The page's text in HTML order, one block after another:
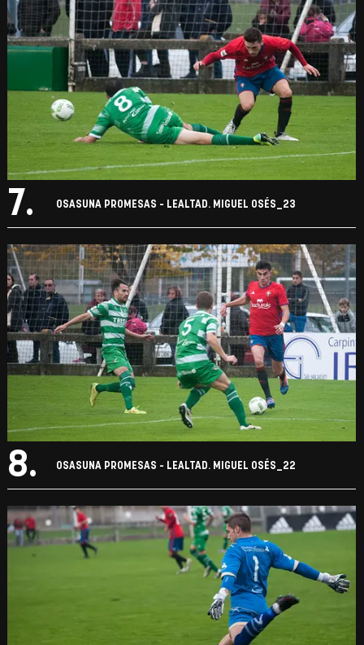
7. OSASUNA PROMESAS - LEALTAD. MIGUEL OSÉS_23
8. OSASUNA PROMESAS - LEALTAD. MIGUEL OSÉS_22